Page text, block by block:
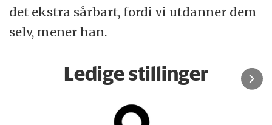
det ekstra sårbart, fordi vi utdanner dem
selv, mener han.
Ledige stillinger